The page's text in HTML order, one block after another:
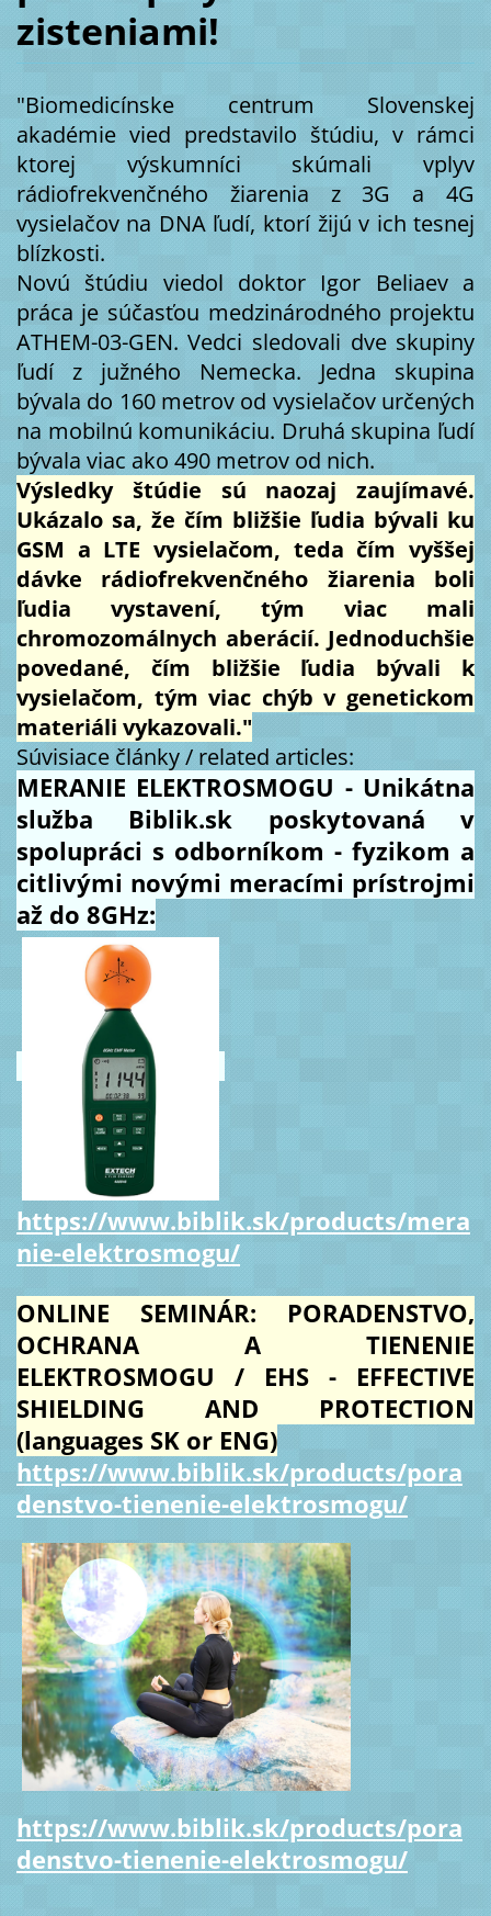
zisteniami!
"Biomedicínske centrum Slovenskej
akadémie vied predstavilo štúdiu, v rámci
ktorej výskumníci skúmali vplyv
rádiofrekvenčného žiarenia z 3G a 4G
vysielačov na DNA ľudí, ktorí žijú v ich tesnej
blízkosti.
Novú štúdiu viedol doktor Igor Beliaev a
práca je súčasťou medzinárodného projektu
ATHEM-03-GEN. Vedci sledovali dve skupiny
ľudí z južného Nemecka. Jedna skupina
bývala do 160 metrov od vysielačov určených
na mobilnú komunikáciu. Druhá skupina ľudí
bývala viac ako 490 metrov od nich.
Výsledky štúdie sú naozaj zaujímavé.
Ukázalo sa, že čím bližšie ľudia bývali ku
GSM a LTE vysielačom, teda čím vyššej
dávke rádiofrekvenčného žiarenia boli
ľudia vystavení, tým viac mali
chromozomálnych aberácií. Jednoduchšie
povedané, čím bližšie ľudia bývali k
vysielačom, tým viac chýb v genetickom
materiáli vykazovali."
Súvisiace články / related articles:
MERANIE ELEKTROSMOGU - Unikátna
služba Biblik.sk poskytovaná v
spolupráci s odborníkom - fyzikom a
citlivými novými meracími prístrojmi
až do 8GHz:
https://www.biblik.sk/products/mera
nie-elektrosmogu/
ONLINE SEMINÁR: PORADENSTVO,
OCHRANA A TIENENIE
ELEKTROSMOGU / EHS - EFFECTIVE
SHIELDING AND PROTECTION
(languages SK or ENG)
https://www.biblik.sk/products/pora
denstvo-tienenie-elektrosmogu/
https://www.biblik.sk/products/pora
denstvo-tienenie-elektrosmogu/